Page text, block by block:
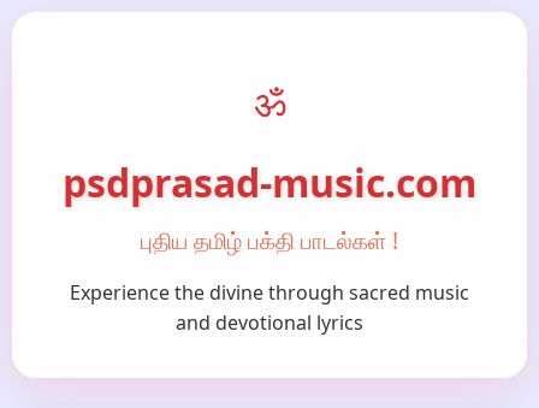
ॐ
psdprasad-music.com
புதிய தமிழ் பக்தி பாடல்கள் !
Experience the divine through sacred music
and devotional lyrics